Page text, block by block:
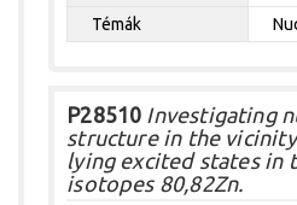
Témák
P28510 Investigating
structure in the
lying excited states in
isotopes 80,82Zn.